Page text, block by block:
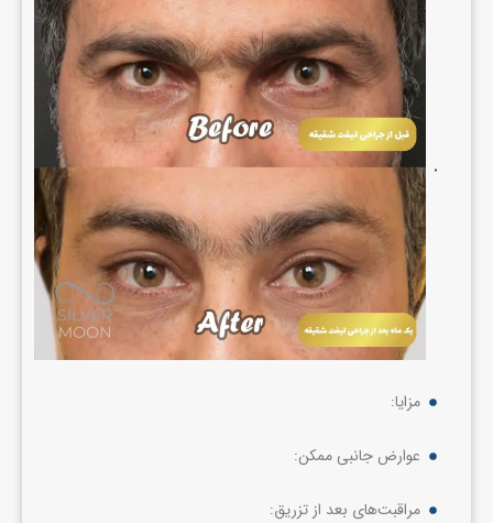
مزایا:
عوارض جانبی ممکن:
مراقبت‌های بعد از تزریق: